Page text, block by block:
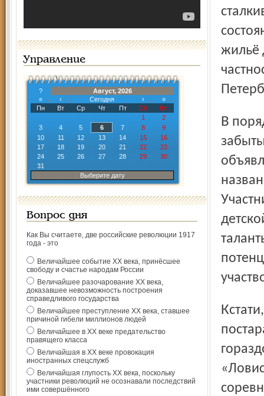
Управление
?
Август, 2026
«
‹ Сегодня ›
»
Пн
Вт Ср Чт Пт Сб
Вс
1
2
3
4 5 6 7 8
9
10
11 12 13 14 15
16
17
18 19 20 21 22
23
24
25 26 27 28 29
30
31
Выберите дату
Вопрос дня
Как Вы считаете, две российские революции 1917
года - это
Величайшее событие ХХ века, принёсшее
свободу и счастье народам России
Величайшее разочарование ХХ века,
доказавшее невозможность построения
справедливого государства
Величайшее преступление ХХ века, ставшее
причиной гибели миллионов людей
Величайшее в ХХ веке предательство
правящего класса
Величайшая в ХХ веке провокация
иностранных спецслужб
Величайшая глупость ХХ века, поскольку
участники революций не осознавали последствий
ими совершённого
жильё
В порядке подготовки к юбилейному Дню города не
Кстати, о папах. Уже сегодня ясно, что многие из них